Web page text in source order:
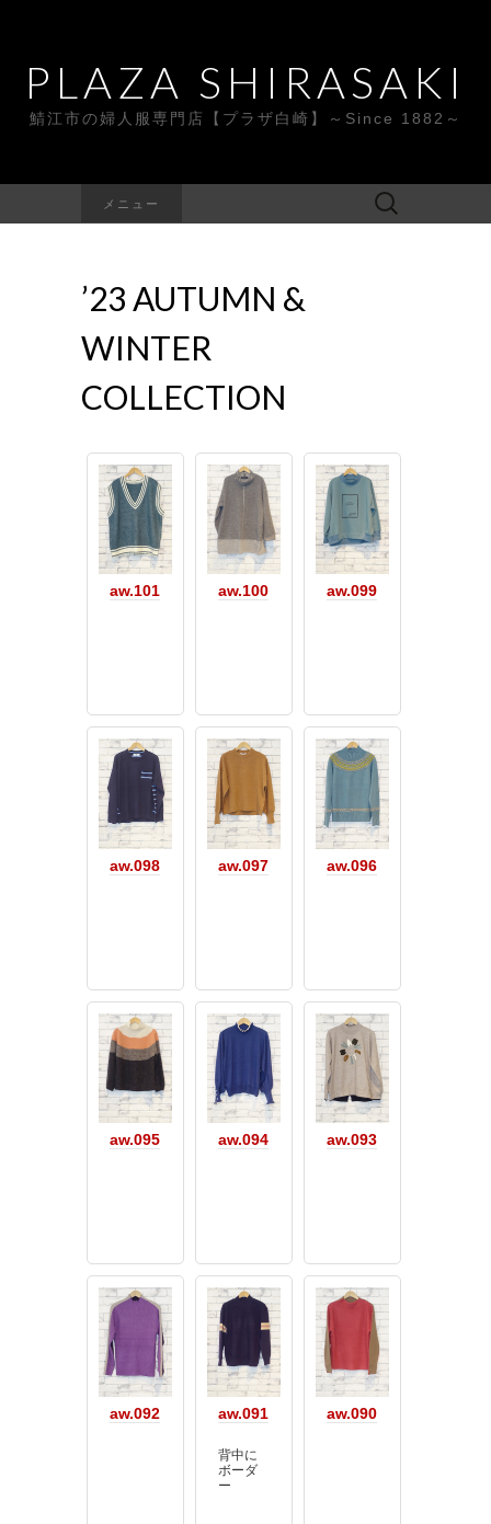
PLAZA SHIRASAKI
鯖江市の婦人服専門店【プラザ白崎】～Since 1882～
メニュー
検
索:
’23 AUTUMN &
WINTER
COLLECTION
aw.101 aw.100 aw.099
aw.098 aw.097 aw.096
aw.095 aw.094 aw.093
aw.092 aw.091
背中に
ボーダ
ー
aw.090